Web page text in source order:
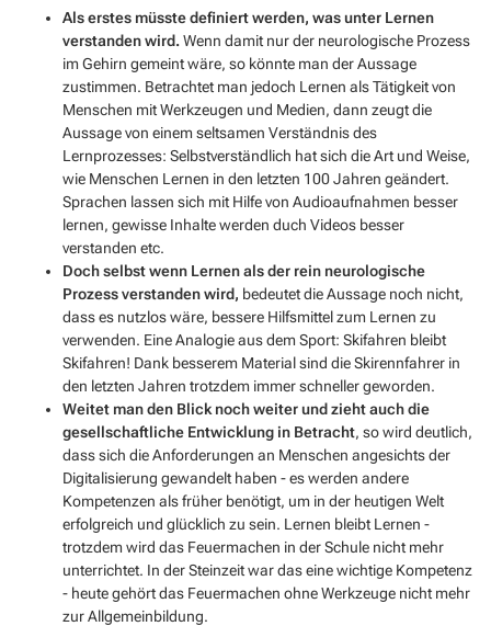
Als erstes müsste definiert werden, was unter Lernen
verstanden wird.Wenn damit nur der neurologische Prozess
im Gehirn gemeint wäre, so könnte man der Aussage
zustimmen. Betrachtet man jedoch Lernen als Tätigkeit von
Menschen mit Werkzeugen und Medien, dann zeugt die
Aussage von einem seltsamen Verständnis des
Lernprozesses: Selbstverständlich hat sich die Art und Weise,
wie Menschen Lernen in den letzten 100 Jahren geändert.
Sprachen lassen sich mit Hilfe von Audioaufnahmen besser
lernen, gewisse Inhalte werden duch Videos besser
verstanden etc.
Doch selbst wenn Lernen als der rein neurologische
Prozess verstanden wird, bedeutet die Aussage noch nicht,
dass es nutzlos wäre, bessere Hilfsmittel zum Lernen zu
verwenden. Eine Analogie aus dem Sport: Skifahren bleibt
Skifahren! Dank besserem Material sind die Skirennfahrer in
den letzten Jahren trotzdem immer schneller geworden.
Weitet man den Blick noch weiter und zieht auch die
gesellschaftliche Entwicklung in Betracht, so wird deutlich,
dass sich die Anforderungen an Menschen angesichts der
Digitalisierung gewandelt haben - es werden andere
Kompetenzen als früher benötigt, um in der heutigen Welt
erfolgreich und glücklich zu sein. Lernen bleibt Lernen -
trotzdem wird das Feuermachen in der Schule nicht mehr
unterrichtet. In der Steinzeit war das eine wichtige Kompetenz
- heute gehört das Feuermachen ohne Werkzeuge nicht mehr
zur Allgemeinbildung.